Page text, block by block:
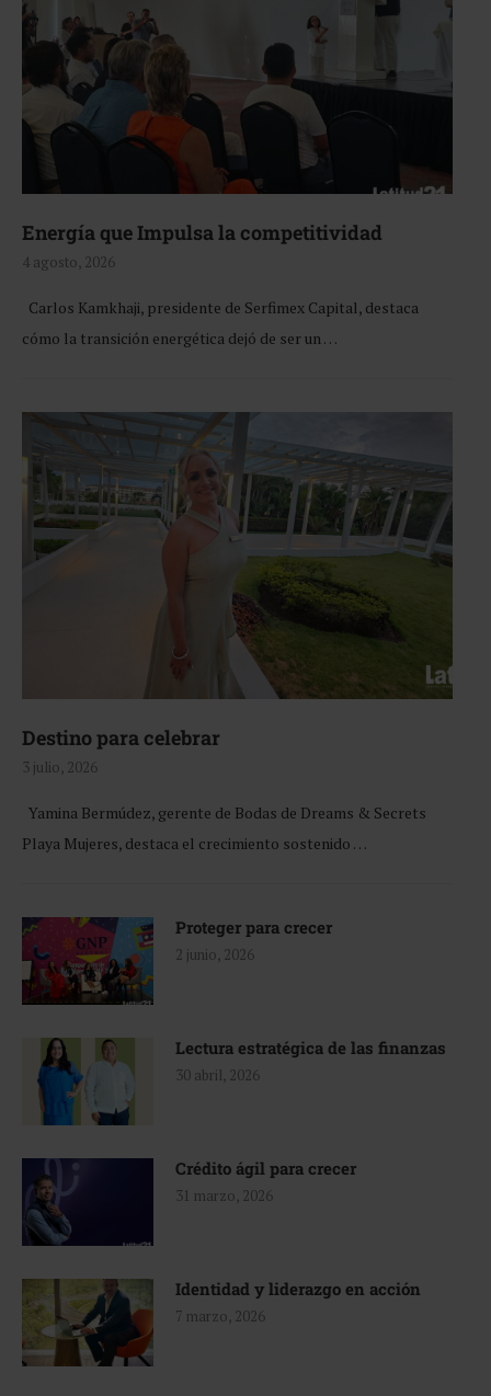
Energía que Impulsa la competitividad
4 agosto, 2026
Carlos Kamkhaji, presidente de Serfimex Capital, destaca
cómo la transición energética dejó de ser un …
Destino para celebrar
3 julio, 2026
Yamina Bermúdez, gerente de Bodas de Dreams & Secrets
Playa Mujeres, destaca el crecimiento sostenido …
Proteger para crecer
2 junio, 2026
Lectura estratégica de las finanzas
30 abril, 2026
Crédito ágil para crecer
31 marzo, 2026
Identidad y liderazgo en acción
7 marzo, 2026